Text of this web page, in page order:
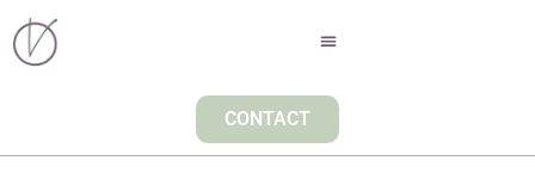
CONTACT